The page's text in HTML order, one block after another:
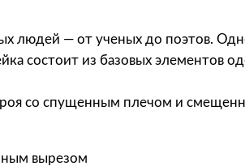
т
о
а
людей — от ученых до поэтов.
состоит из базовых элементов
со спущенным плечом и
вырезом